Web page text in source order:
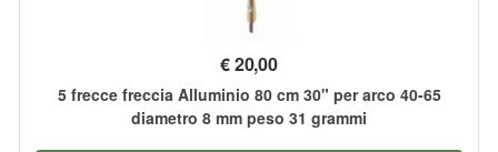
€20,00
5 frecce freccia Alluminio 80 cm 30" per arco 40-65
diametro 8 mm peso 31 grammi